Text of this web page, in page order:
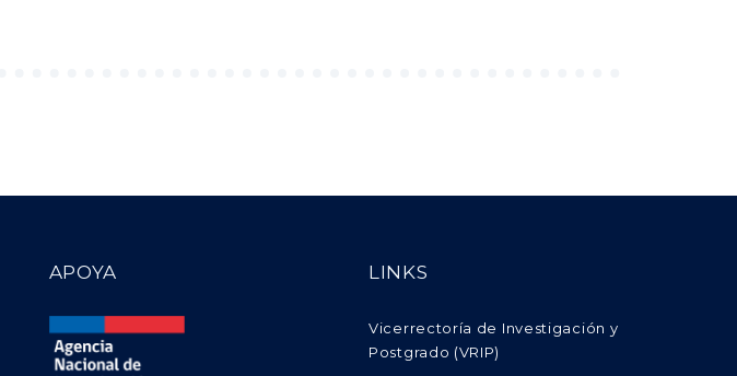
APOYA LINKS
Vicerrectoría de Investigación y
Postgrado (VRIP)